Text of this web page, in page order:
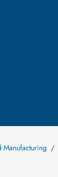
Manufacturing